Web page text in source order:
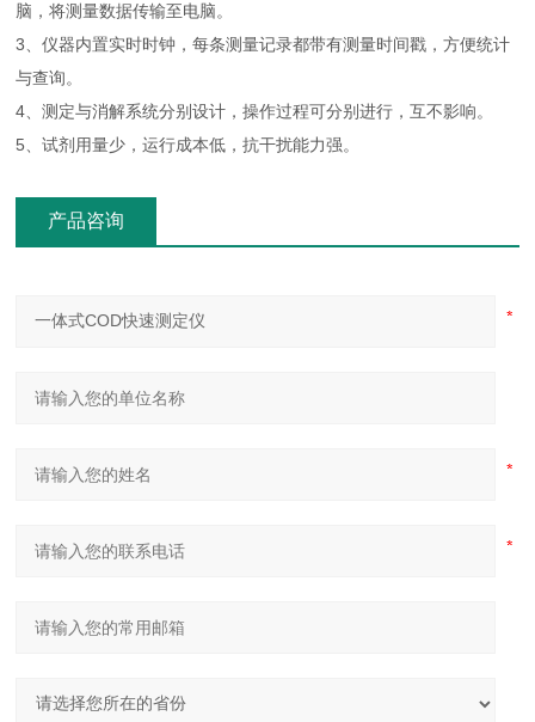
脑，将测量数据传输至电脑。
3、仪器内置实时时钟，每条测量记录都带有测量时间戳，方便统计
与查询。
4、测定与消解系统分别设计，操作过程可分别进行，互不影响。
5、试剂用量少，运行成本低，抗干扰能力强。
产品咨询